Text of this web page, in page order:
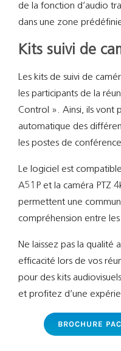
de la fonction d’audio
dans une zone
Kits suivi de
Les kits de suivi de
les participants de la
Control ». Ainsi, ils vont
automatique des
les postes de
Le logiciel est
A51P et la caméra PTZ
permettent une
compréhension entre
Ne laissez pas la qualité
efficacité lors de vos
pour des kits
et profitez d’une
BROCHURE